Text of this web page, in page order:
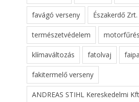
favágó verseny Északerdő Zrt.
természetvédelem
klímaváltozás fatolvaj
fakitermelő verseny
ANDREAS STIHL Kereskedelmi